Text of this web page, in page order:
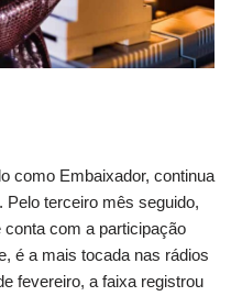
como Embaixador, continua
terceiro mês seguido,
conta com a participação
é a mais tocada nas rádios
fevereiro, a faixa registrou